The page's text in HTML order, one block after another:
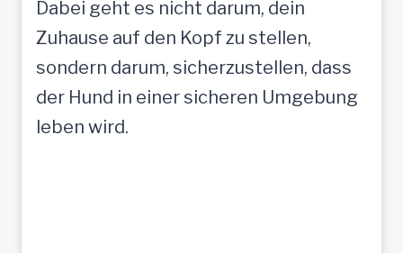
Dabei geht es nicht darum, dein
Zuhause auf den Kopf zu stellen,
sondern darum, sicherzustellen, dass
der Hund in einer sicheren Umgebung
leben wird.